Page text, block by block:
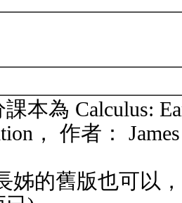
本為 Calculus:
， 作者：
姊的舊版也可以